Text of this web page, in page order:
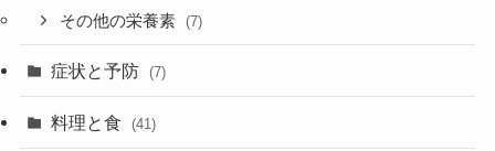
その他の栄養素 (7)
症状と予防 (7)
料理と食 (41)